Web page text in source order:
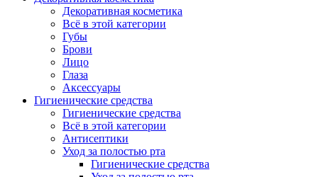
Декоративная косметика
Всё в этой категории
Губы
Брови
Лицо
Глаза
Аксессуары
Гигиенические средства
Гигиенические средства
Всё в этой категории
Антисептики
Уход за полостью рта
Гигиенические средства